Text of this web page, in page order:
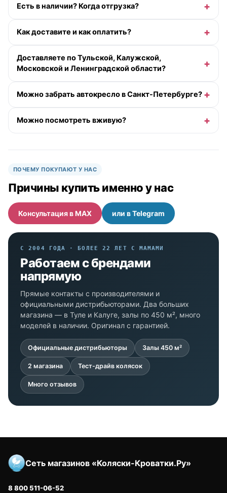
Есть в наличии? Когда отгрузка?
Как доставите и как оплатить?
Доставляете по Тульской, Калужской,
Московской и Ленинградской области?
Можно забрать автокресло в Санкт-Петербурге?
Можно посмотреть вживую?
ПОЧЕМУ ПОКУПАЮТ У НАС
Причины купить именно у нас
Консультация в MAX или в Telegram
С 2004 ГОДА · БОЛЕЕ 22 ЛЕТ С МАМАМИ
Работаем с брендами
напрямую
Прямые контакты с производителями и
официальными дистрибьюторами. Два больших
магазина — в Туле и Калуге, залы по 450 м², много
моделей в наличии. Оригинал с гарантией.
Официальные дистрибьюторы Залы 450 м²
2 магазина Тест-драйв колясок
Много отзывов
Сеть магазинов «Коляски-Кроватки.Ру»
8 800 511-06-52